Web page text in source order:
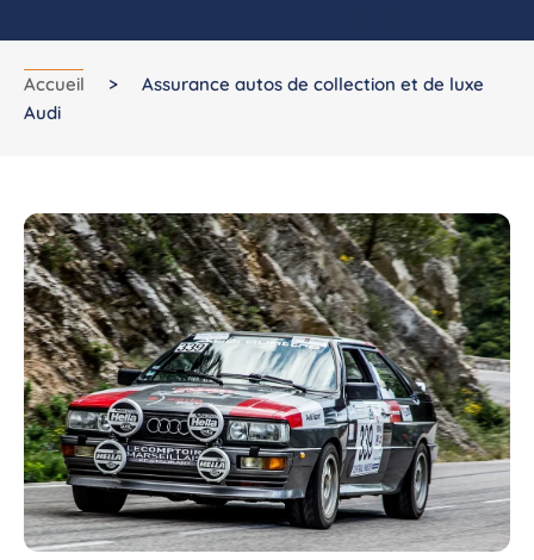
Accueil > Assurance autos de collection et de luxe
Audi